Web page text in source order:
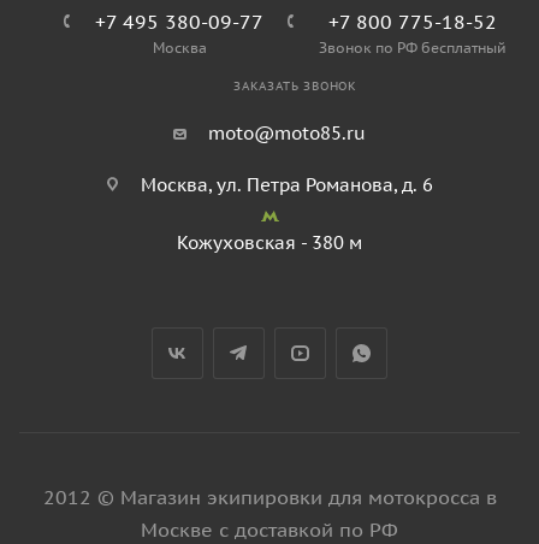
+7 495 380-09-77
Москва
+7 800 775-18-52
Звонок по РФ бесплатный
ЗАКАЗАТЬ ЗВОНОК
moto@moto85.ru
Москва, ул. Петра Романова, д. 6
Кожуховская - 380 м
2012 © Магазин экипировки для мотокросса в
Москве с доставкой по РФ